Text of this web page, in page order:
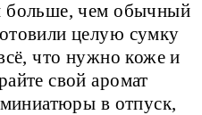
больше, чем обычный
целую сумку
что нужно коже и
свой аромат
в отпуск,